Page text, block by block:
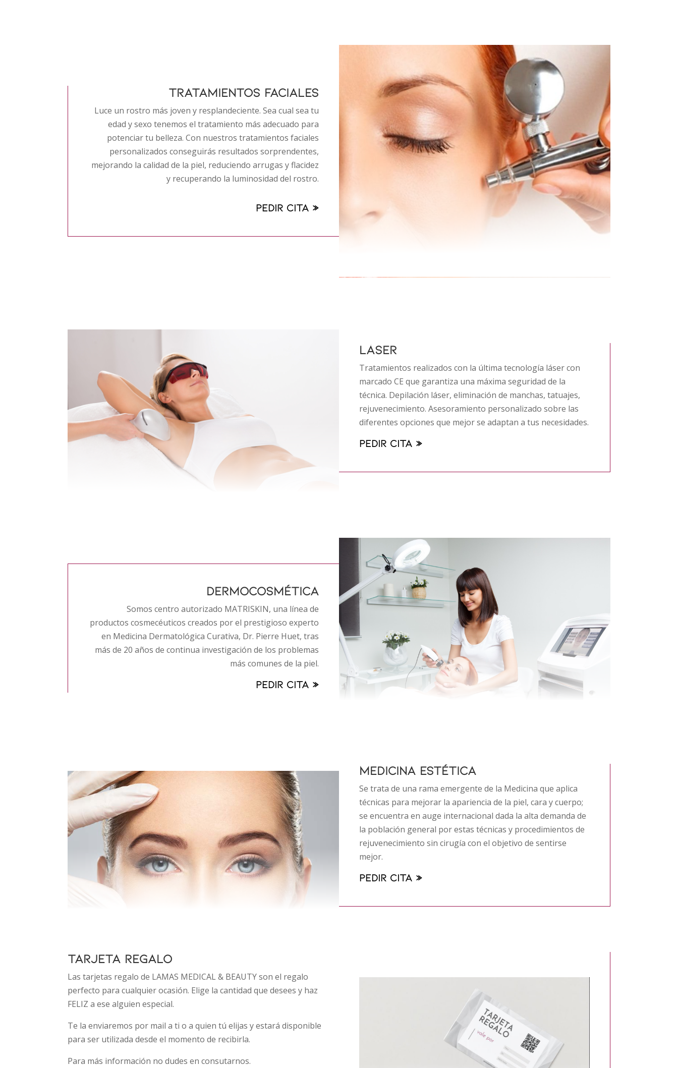
TRATAMIENTOS FACIALES
Luce un rostro más joven y resplandeciente. Sea cual sea tu
edad y sexo tenemos el tratamiento más adecuado para
potenciar tu belleza. Con nuestros tratamientos faciales
personalizados conseguirás resultados sorprendentes,
mejorando la calidad de la piel, reduciendo arrugas y flacidez
y recuperando la luminosidad del rostro.
Pedir cita »
LÁSER
Tratamientos realizados con la última tecnología láser con
marcado CE que garantiza una máxima seguridad de la
técnica. Depilación láser, eliminación de manchas, tatuajes,
rejuvenecimiento. Asesoramiento personalizado sobre las
diferentes opciones que mejor se adaptan a tus necesidades.
Pedir cita »
DERMOCOSMÉTICA
Somos centro autorizado MATRISKIN, una línea de
productos cosmecéuticos creados por el prestigioso experto
en Medicina Dermatológica Curativa, Dr. Pierre Huet, tras
más de 20 años de continua investigación de los problemas
más comunes de la piel.
Pedir cita »
MEDICINA ESTÉTICA
Se trata de una rama emergente de la Medicina que aplica
técnicas para mejorar la apariencia de la piel, cara y cuerpo;
se encuentra en auge internacional dada la alta demanda de
la población general por estas técnicas y procedimientos de
rejuvenecimiento sin cirugía con el objetivo de sentirse
mejor.
Pedir cita »
TARJETA REGALO
Las tarjetas regalo de LAMAS MEDICAL & BEAUTY son el regalo
perfecto para cualquier ocasión. Elige la cantidad que desees y haz
FELIZ a ese alguien especial.
Te la enviaremos por mail a ti o a quien tú elijas y estará disponible
para ser utilizada desde el momento de recibirla.
Para más información no dudes en consutarnos.